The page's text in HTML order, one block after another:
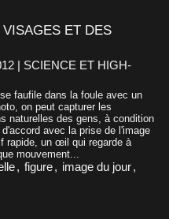
ET DES
| SCIENCE ET HIGH-
faufile dans la foule avec un
on peut capturer les
naturelles des gens, à condition
avec la prise de l'image
rapide, un œil qui regarde à
mouvement...
, figure, image du jour,